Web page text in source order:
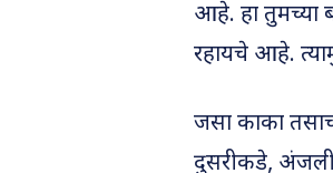
आहे. हा तुमच्या
रहायचे आहे.
जसा काका
दुसरीकडे, अंजली